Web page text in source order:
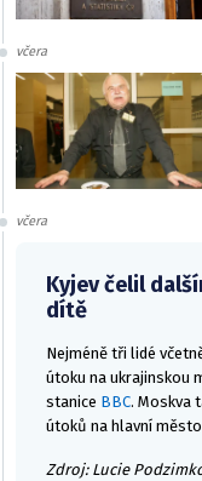
včera
včera
Kyjev čelil
dítě
Nejméně tři lidé
útoku na ukrajinskou
stanice BBC. Moskva
útoků na hlavní
Zdroj: Lucie